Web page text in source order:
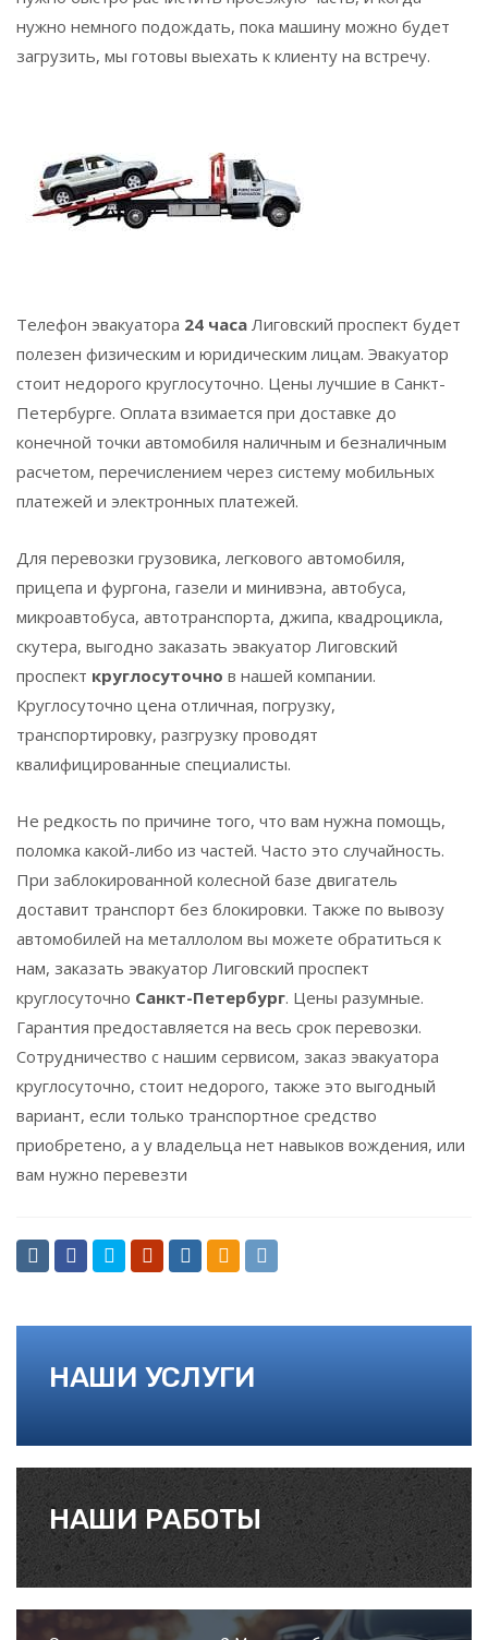
нужно немного подождать, пока машину можно будет
загрузить, мы готовы выехать к клиенту на встречу.
Телефон эвакуатора 24 часа Лиговский проспект будет
полезен физическим и юридическим лицам. Эвакуатор
стоит недорого круглосуточно. Цены лучшие в Санкт-
Петербурге. Оплата взимается при доставке до
конечной точки автомобиля наличным и безналичным
расчетом, перечислением через систему мобильных
платежей и электронных платежей.
Для перевозки грузовика, легкового автомобиля,
прицепа и фургона, газели и минивэна, автобуса,
микроавтобуса, автотранспорта, джипа, квадроцикла,
скутера, выгодно заказать эвакуатор Лиговский
проспект круглосуточно в нашей компании.
Круглосуточно цена отличная, погрузку,
транспортировку, разгрузку проводят
квалифицированные специалисты.
Не редкость по причине того, что вам нужна помощь,
поломка какой-либо из частей. Часто это случайность.
При заблокированной колесной базе двигатель
доставит транспорт без блокировки. Также по вывозу
автомобилей на металлолом вы можете обратиться к
нам, заказать эвакуатор Лиговский проспект
круглосуточно Санкт-Петербург. Цены разумные.
Гарантия предоставляется на весь срок перевозки.
Сотрудничество с нашим сервисом, заказ эвакуатора
круглосуточно, стоит недорого, также это выгодный
вариант, если только транспортное средство
приобретено, а у владельца нет навыков вождения, или
вам нужно перевезти
НАШИ УСЛУГИ
НАШИ РАБОТЫ